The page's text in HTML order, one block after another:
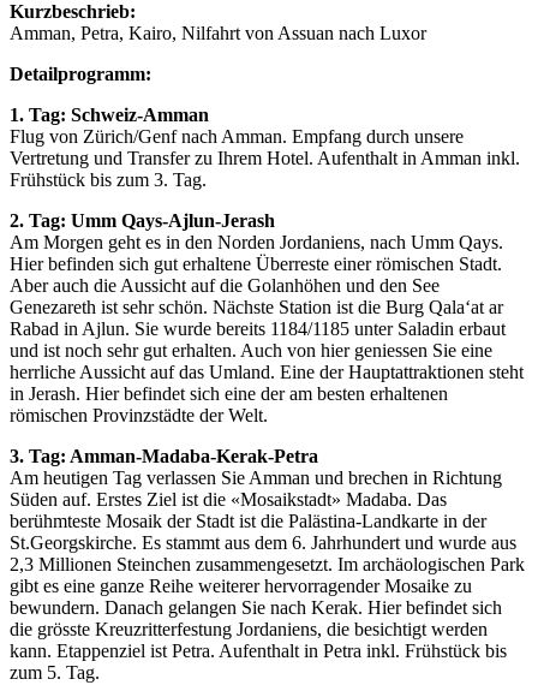
Kurzbeschrieb:
Amman, Petra, Kairo, Nilfahrt von Assuan nach Luxor
Detailprogramm:
1. Tag: Schweiz-Amman
Flug von Zürich/Genf nach Amman. Empfang durch unsere
Vertretung und Transfer zu Ihrem Hotel. Aufenthalt in Amman inkl.
Frühstück bis zum 3. Tag.
2. Tag: Umm Qays-Ajlun-Jerash
Am Morgen geht es in den Norden Jordaniens, nach Umm Qays.
Hier befinden sich gut erhaltene Überreste einer römischen Stadt.
Aber auch die Aussicht auf die Golanhöhen und den See
Genezareth ist sehr schön. Nächste Station ist die Burg Qala‘at ar
Rabad in Ajlun. Sie wurde bereits 1184/1185 unter Saladin erbaut
und ist noch sehr gut erhalten. Auch von hier geniessen Sie eine
herrliche Aussicht auf das Umland. Eine der Hauptattraktionen steht
in Jerash. Hier befindet sich eine der am besten erhaltenen
römischen Provinzstädte der Welt.
3. Tag: Amman-Madaba-Kerak-Petra
Am heutigen Tag verlassen Sie Amman und brechen in Richtung
Süden auf. Erstes Ziel ist die «Mosaikstadt» Madaba. Das
berühmteste Mosaik der Stadt ist die Palästina-Landkarte in der
St.Georgskirche. Es stammt aus dem 6. Jahrhundert und wurde aus
2,3 Millionen Steinchen zusammengesetzt. Im archäologischen Park
gibt es eine ganze Reihe weiterer hervorragender Mosaike zu
bewundern. Danach gelangen Sie nach Kerak. Hier befindet sich
die grösste Kreuzritterfestung Jordaniens, die besichtigt werden
kann. Etappenziel ist Petra. Aufenthalt in Petra inkl. Frühstück bis
zum 5. Tag.